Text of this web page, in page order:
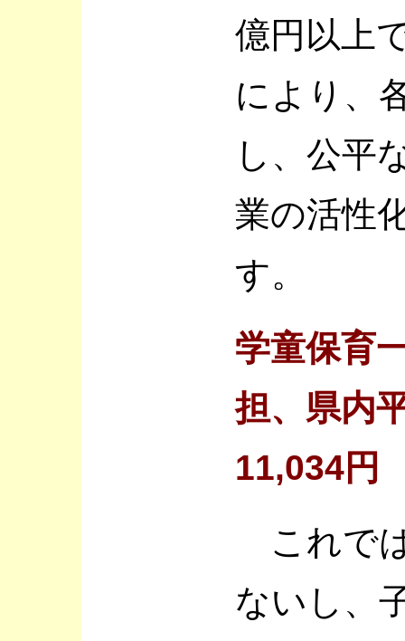
億円以上
により、
し、公平
業の活性
す。
学童保育
担、県内
11,034円
これで
ないし、